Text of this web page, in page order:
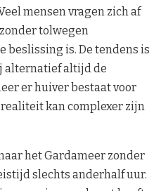
mensen vragen zich af
tolwegen
is. De tendens is
alternatief altijd de
er huiver bestaat voor
kan complexer zijn
het Gardameer zonder
slechts anderhalf uur.